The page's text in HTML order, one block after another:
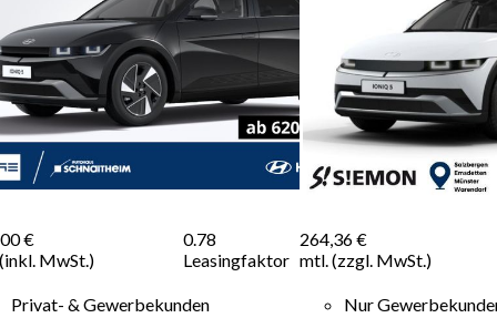
€
MwSt.)
0.78
Leasingfaktor
Privat- & Gewerbekunden
264,36 €
mtl. (zzgl. MwSt.)
Nur